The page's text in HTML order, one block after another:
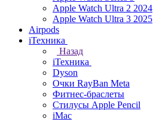
Apple Watch Ultra 2 2024
Apple Watch Ultra 3 2025
Airpods
iТехника
Назад
iТехника
Dyson
Очки RayBan Meta
Фитнес-браслеты
Стилусы Apple Pencil
iMac